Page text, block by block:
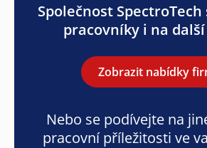
Společnost SpectroTech
pracovníky i na
Zobrazit nabídky
Nebo se podívejte na
pracovní příležitosti ve